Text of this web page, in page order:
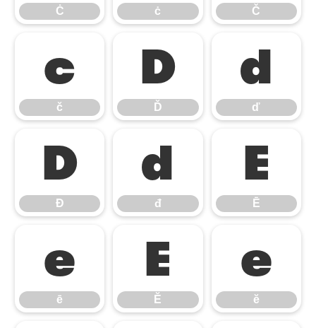
Ċ ċ Č
č
č
Ď
Ď
ď
ď
Đ
Đ
đ
đ
Ē
Ē
ē
ē
Ĕ
Ĕ
ĕ
ĕ